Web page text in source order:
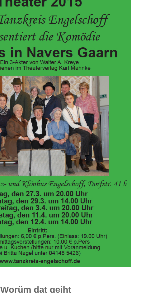
Worüm dat geiht